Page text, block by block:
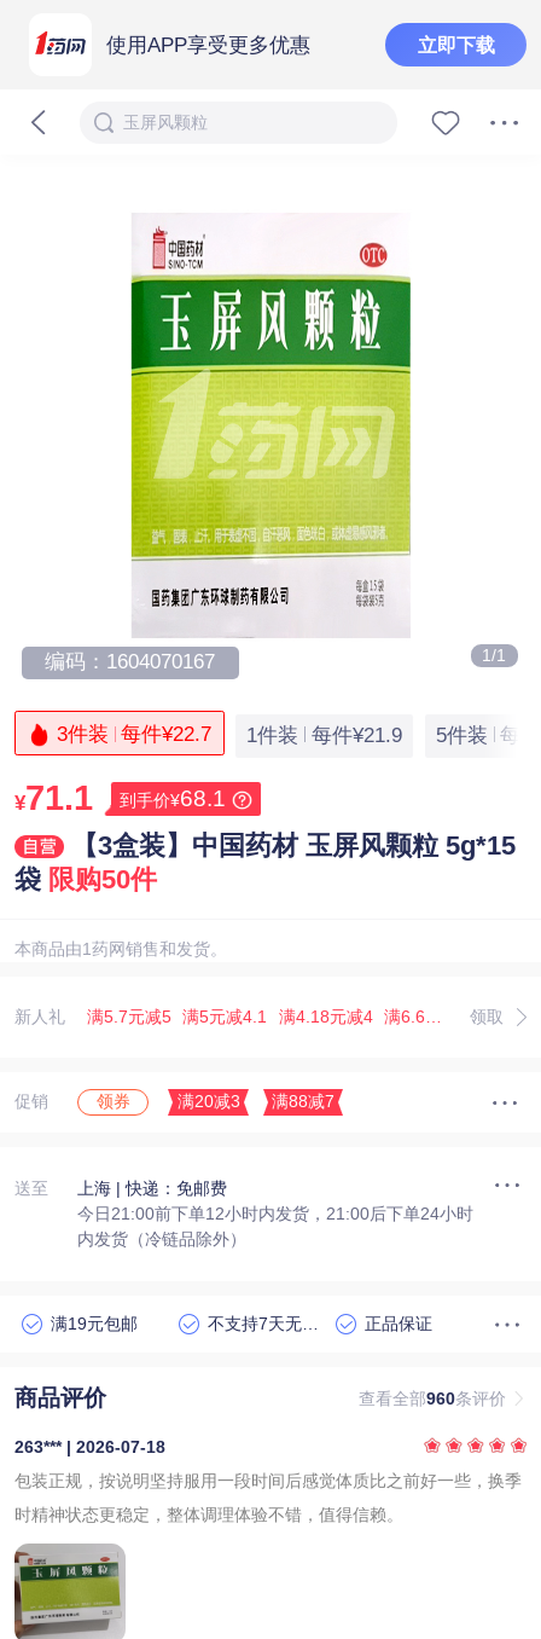
使用APP享受更多优惠 立即下载
玉屏风颗粒
1/1
编码：1604070167
3件装 每件¥22.7 1件装 每件¥21.9 5件装 每
¥71.1 到手价¥68.1
【3盒装】中国药材 玉屏风颗粒 5g*15
袋 限购50件
本商品由1药网销售和发货。
新人礼 领取
满5.7元减5 满5元减4.1 满4.18元减4 满6.67元减5.07 满
促销 领券 满20减3 满88减7
送至 上海 | 快递：免邮费
今日21:00前下单12小时内发货，21:00后下单24小时
内发货（冷链品除外）
满19元包邮 正品保证
商品评价 查看全部960条评价
263*** | 2026-07-18
包装正规，按说明坚持服用一段时间后感觉体质比之前好一些，换季
时精神状态更稳定，整体调理体验不错，值得信赖。